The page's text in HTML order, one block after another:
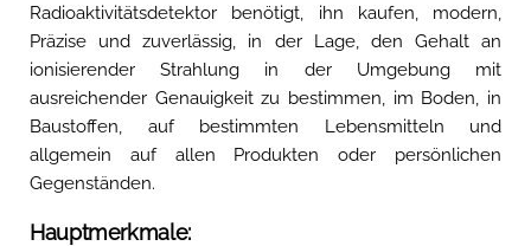
Radioaktivitätsdetektor benötigt, ihn kaufen, modern,
Präzise und zuverlässig, in der Lage, den Gehalt an
ionisierender Strahlung in der Umgebung mit
ausreichender Genauigkeit zu bestimmen, im Boden, in
Baustoffen, auf bestimmten Lebensmitteln und
allgemein auf allen Produkten oder persönlichen
Gegenständen.
Hauptmerkmale: